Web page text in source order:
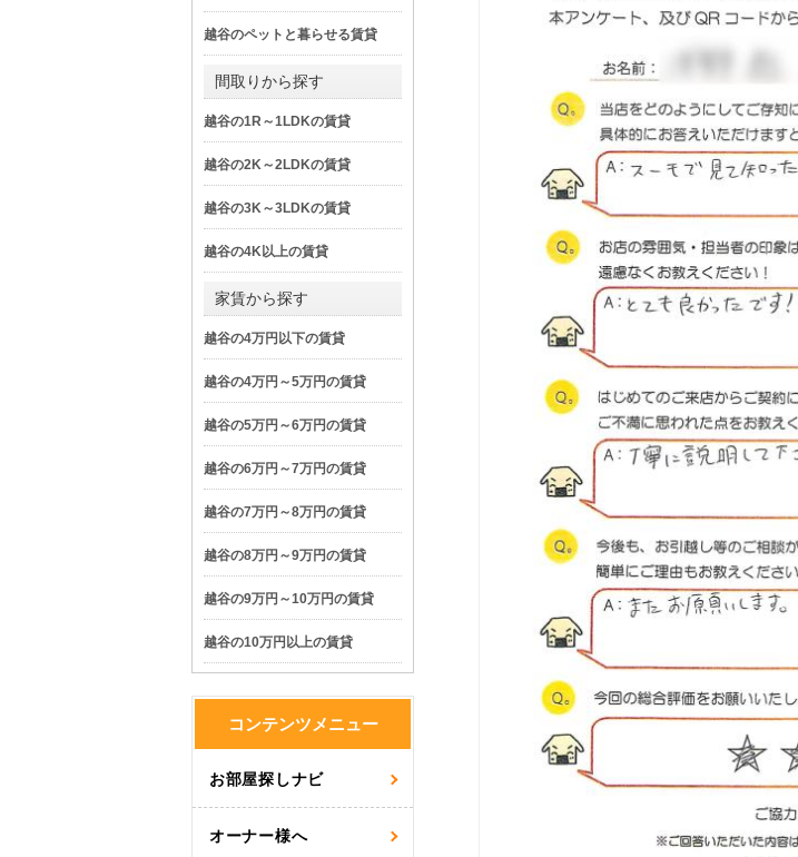
越谷のペットと暮らせる賃貸
間取りから探す
越谷の1R～1LDKの賃貸
越谷の2K～2LDKの賃貸
越谷の3K～3LDKの賃貸
越谷の4K以上の賃貸
家賃から探す
越谷の4万円以下の賃貸
越谷の4万円～5万円の賃貸
越谷の5万円～6万円の賃貸
越谷の6万円～7万円の賃貸
越谷の7万円～8万円の賃貸
越谷の8万円～9万円の賃貸
越谷の9万円～10万円の賃貸
越谷の10万円以上の賃貸
コンテンツメニュー
お部屋探しナビ
オーナー様へ